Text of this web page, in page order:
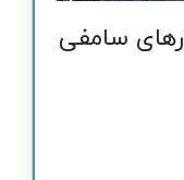
سامفی